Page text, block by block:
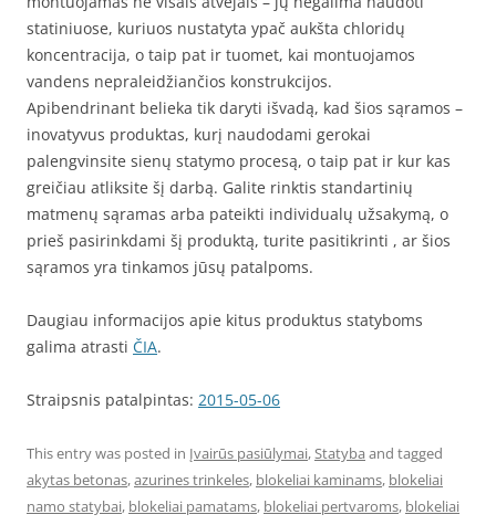
statiniuose, kuriuos nustatyta ypač aukšta chloridų
koncentracija, o taip pat ir tuomet, kai montuojamos
vandens nepraleidžiančios konstrukcijos.
Apibendrinant belieka tik daryti išvadą, kad šios sąramos –
inovatyvus produktas, kurį naudodami gerokai
palengvinsite sienų statymo procesą, o taip pat ir kur kas
greičiau atliksite šį darbą. Galite rinktis standartinių
matmenų sąramas arba pateikti individualų užsakymą, o
prieš pasirinkdami šį produktą, turite pasitikrinti , ar šios
sąramos yra tinkamos jūsų patalpoms.
Daugiau informacijos apie kitus produktus statyboms
galima atrasti ČIA.
Straipsnis patalpintas: 2015-05-06
This entry was posted in Įvairūs pasiūlymai,Statyba and tagged
akytas betonas,azurines trinkeles, blokeliai kaminams, blokeliai
namo statybai, blokeliai pamatams, blokeliai pertvaroms, blokeliai